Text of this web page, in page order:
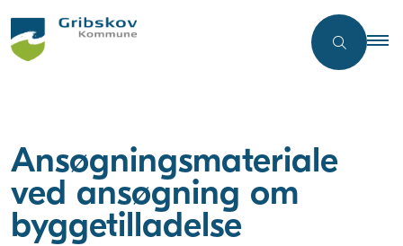
Ansøgningsmateriale
ved ansøgning om
byggetilladelse